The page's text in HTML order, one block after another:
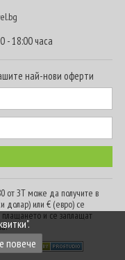
- 18:00 часа
най-нови оферти
от ЗТ може да получите в
долар) или € (евро) се
и се заплащат
повече